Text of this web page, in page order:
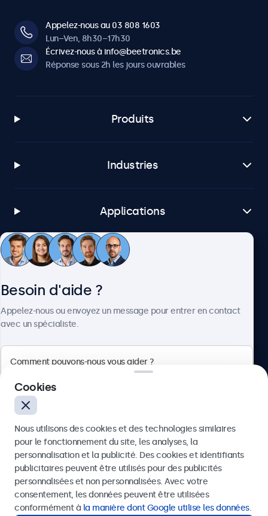
Appelez-nous au 03 808 1603
Lun–Ven, 8h30–17h30
Écrivez-nous à info@beetronics.be
Réponse sous 2h les jours ouvrables
Produits
Industries
Applications
Service client
4.8/5 noté par 5000+ entreprises
Français
Besoin d'aide ?
Appelez-nous ou envoyez un message pour entrer en contact
avec un spécialiste.
Envoyer
Ou appelez-nous au03 808 1603
Cookies
Nous utilisons des cookies et des technologies similaires
pour le fonctionnement du site, les analyses, la
personnalisation et la publicité. Des cookies et identifiants
publicitaires peuvent être utilisés pour des publicités
personnalisées et non personnalisées. Avec votre
consentement, les données peuvent être utilisées
conformément à la manière dont Google utilise les données.